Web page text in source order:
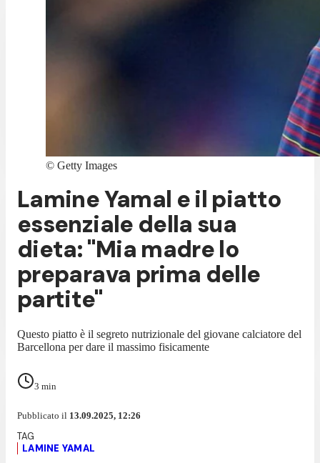
© Getty Images
Lamine Yamal e il piatto
essenziale della sua
dieta: "Mia madre lo
preparava prima delle
partite"
Questo piatto è il segreto nutrizionale del giovane calciatore del
Barcellona per dare il massimo fisicamente
3 min
Pubblicato il 13.09.2025, 12:26
LAMINE YAMAL